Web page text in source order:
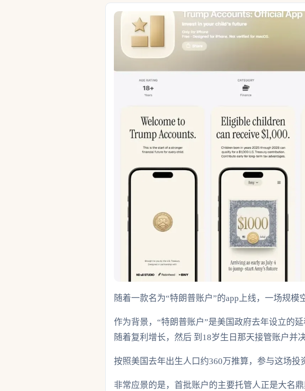
随着一款名为“特朗普账户”的app上线，一场规
作为背景，“特朗普账户”是美国政府去年设立的
随着复利增长，然后 到18岁生日那天接管账户并
按照美国去年出生人口约360万推算，参与这场投
非常应景的是，首批账户的主要托管人正是大名